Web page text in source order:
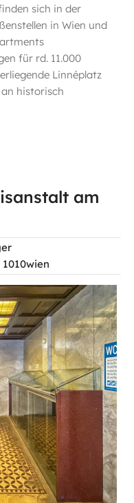
sich in der
in Wien und
für rd. 11.000
Linnéplatz
historisch
am
1010wien